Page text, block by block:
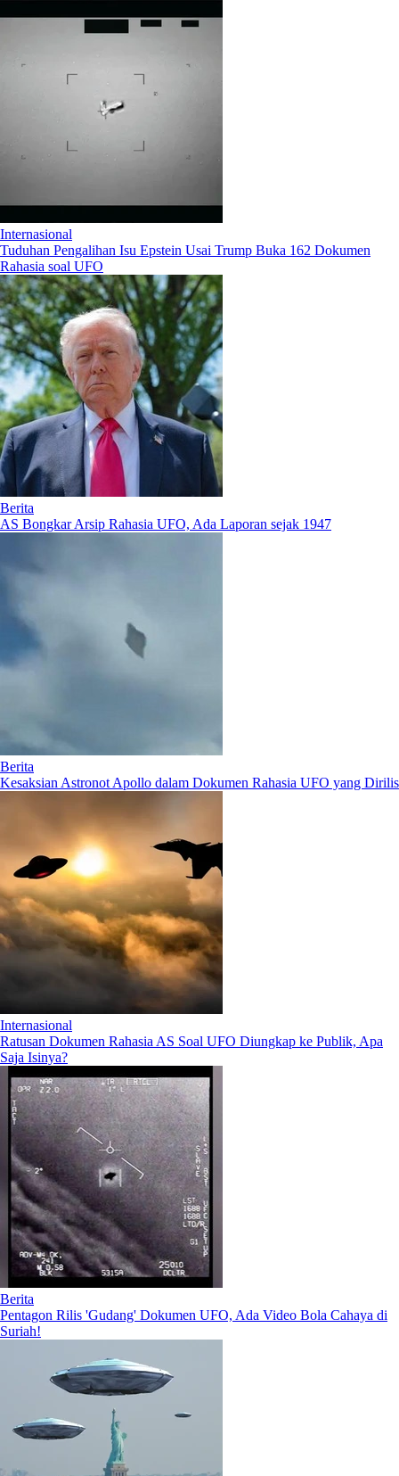
Internasional
Tuduhan Pengalihan Isu Epstein Usai Trump Buka 162 Dokumen
Rahasia soal UFO
Berita
AS Bongkar Arsip Rahasia UFO, Ada Laporan sejak 1947
Berita
Kesaksian Astronot Apollo dalam Dokumen Rahasia UFO yang Dirilis
Internasional
Ratusan Dokumen Rahasia AS Soal UFO Diungkap ke Publik, Apa
Saja Isinya?
Berita
Pentagon Rilis 'Gudang' Dokumen UFO, Ada Video Bola Cahaya di
Suriah!